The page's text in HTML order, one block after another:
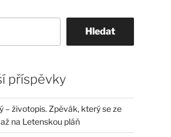
Hledat
příspěvky
– životopis. Zpěvák, který se ze
na Letenskou pláň